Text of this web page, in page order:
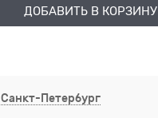
ДОБАВИТЬ В КОРЗИНУ
Санкт-Петербург